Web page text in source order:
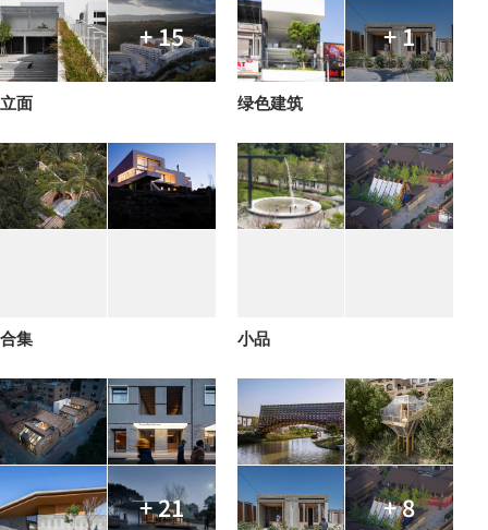
+ 15
立面
+ 1
绿色建筑
合集 小品
+ 21 + 8